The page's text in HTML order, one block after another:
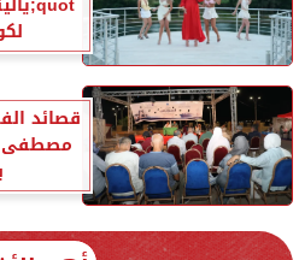
قصائد
مصطفى